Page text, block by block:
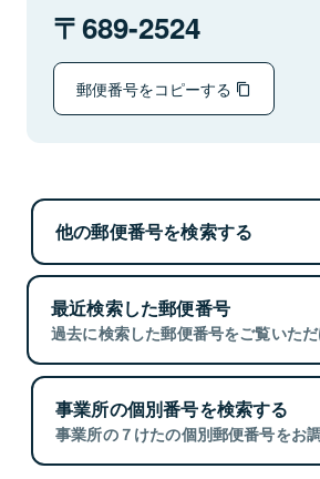
689-2524
郵便番号をコピーする
他の郵便番号を検索する
最近検索した郵便番号
過去に検索した郵便番号をご覧いただ
事業所の個別番号を検索する
事業所の７けたの個別郵便番号をお調